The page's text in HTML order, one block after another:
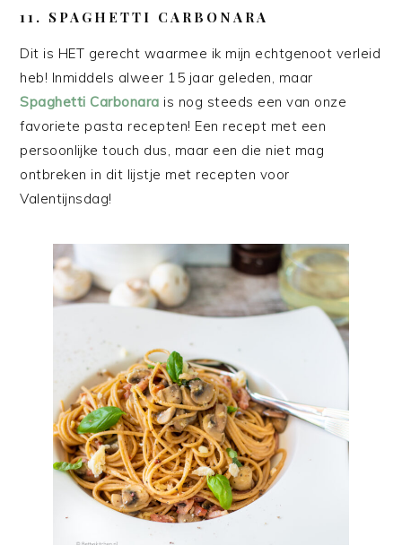
11. SPAGHETTI CARBONARA
Dit is HET gerecht waarmee ik mijn echtgenoot verleid
heb! Inmiddels alweer 15 jaar geleden, maar
Spaghetti Carbonara is nog steeds een van onze
favoriete pasta recepten! Een recept met een
persoonlijke touch dus, maar een die niet mag
ontbreken in dit lijstje met recepten voor
Valentijnsdag!